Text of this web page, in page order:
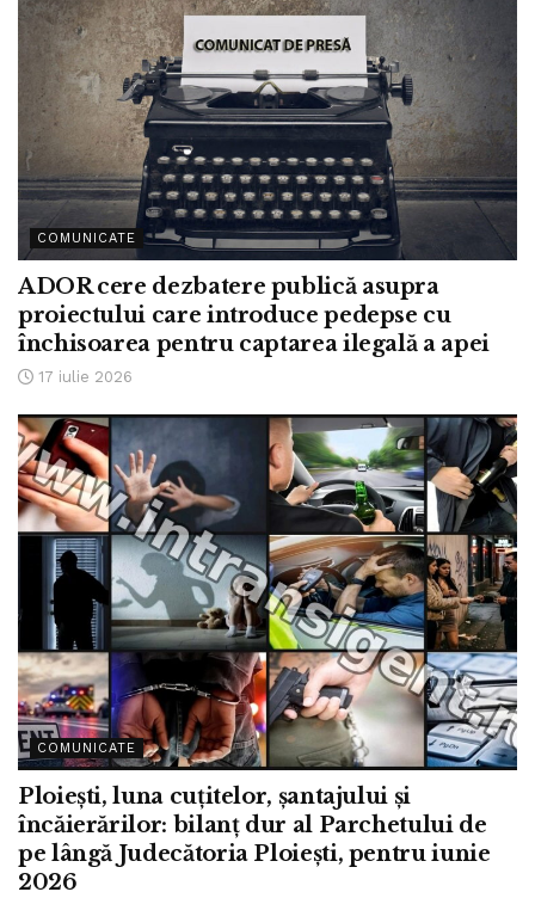
COMUNICATE
ADOR cere dezbatere publică asupra
proiectului care introduce pedepse cu
închisoarea pentru captarea ilegală a apei
17 iulie 2026
COMUNICATE
Ploiești, luna cuțitelor, șantajului și
încăierărilor: bilanț dur al Parchetului de
pe lângă Judecătoria Ploiești, pentru iunie
2026